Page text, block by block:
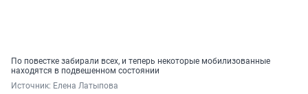
По повестке забирали всех, и теперь некоторые мобилизованные
находятся в подвешенном состоянии
Источник: Елена Латыпова